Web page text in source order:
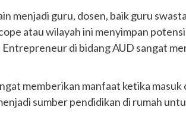
menjadi guru, dosen, baik guru
atau wilayah ini menyimpan
di bidang AUD sangat
memberikan manfaat ketika masuk
sumber pendidikan di rumah